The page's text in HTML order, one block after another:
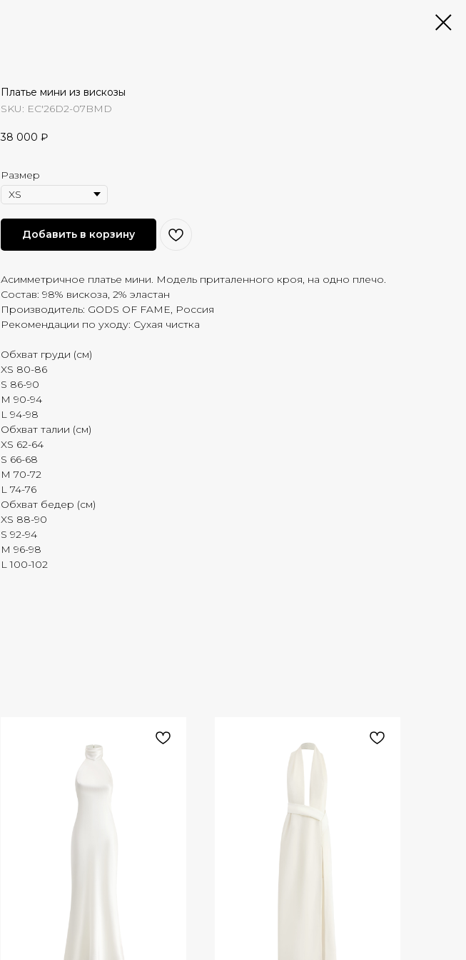
Платье мини из вискозы
SKU: EC'26D2-07BMD
38 000 ₽
Размер
Добавить в корзину
Асимметричное платье мини. Модель приталенного кроя, на одно плечо.
Состав: 98% вискоза, 2% эластан
Производитель: GODS OF FAME, Россия
Рекомендации по уходу: Сухая чистка
Обхват груди (см)
XS 80-86
S 86-90
M 90-94
L 94-98
Обхват талии (см)
XS 62-64
S 66-68
M 70-72
L 74-76
Обхват бедер (см)
XS 88-90
S 92-94
M 96-98
L 100-102